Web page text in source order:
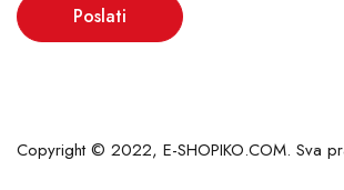
Poslati
Copyright © 2022, E-SHOPIKO.COM. Sva